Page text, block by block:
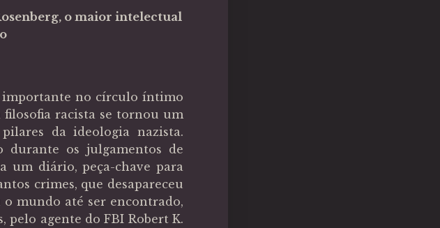
o maior intelectual
importante no círculo íntimo
racista se tornou um
da ideologia nazista.
durante os julgamentos de
um diário, peça-chave para
crimes, que desapareceu
mundo até ser encontrado,
pelo agente do FBI Robert K.